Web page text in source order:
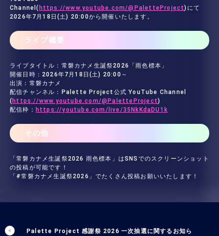
Channel( https://www.youtube.com/@PaletteProject)にて
2026年7月18日(土) 20:00から開催いたします。
ライブ概要
ライブタイトル：常磐カナメ生誕祭2026「雨色標本」
開催日時：2026年7月18日(土) 20:00～
出演：常磐カナメ
配信チャンネル：Palette Project公式 YouTube Channel
( https://www.youtube.com/@PaletteProject)
配信枠： https://youtube.com/live/35NkKdaDU1k
その他
「常磐カナメ生誕祭2026 雨色標本」はSNSでのスクリーンショット
の投稿が可能です！
「#常磐カナメ生誕祭2026」でたくさん投稿お願いいたします！
Palette Project 感謝祭 2026 一次抽選に関するお知ら